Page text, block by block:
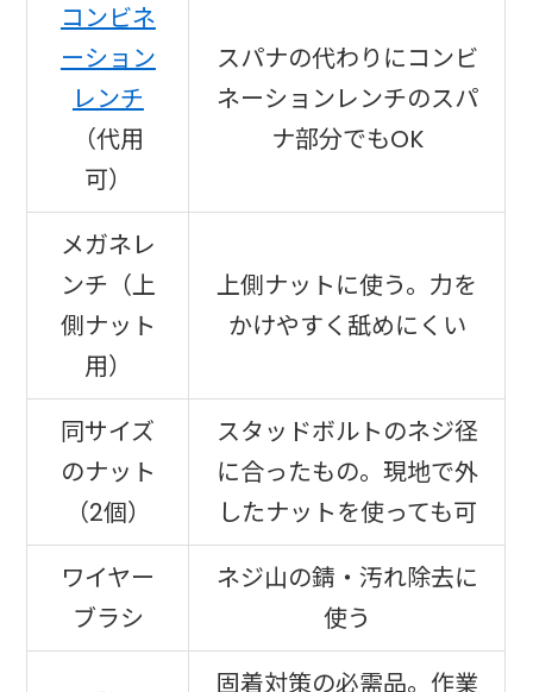
コンビネ
ーション
レンチ
（代用
可）
スパナの代わりにコンビ
ネーションレンチのスパ
ナ部分でもOK
メガネレ
ンチ（上
側ナット
用）
上側ナットに使う。力を
かけやすく舐めにくい
同サイズ
のナット
（2個）
スタッドボルトのネジ径
に合ったもの。現地で外
したナットを使っても可
ワイヤー
ブラシ
ネジ山の錆・汚れ除去に
使う
固着対策の必需品。作業